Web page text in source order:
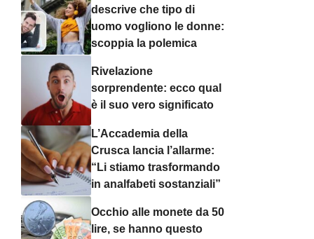
descrive che tipo di
uomo vogliono le donne:
scoppia la polemica
Rivelazione
sorprendente: ecco qual
è il suo vero significato
L’Accademia della
Crusca lancia l’allarme:
“Li stiamo trasformando
in analfabeti sostanziali”
Occhio alle monete da 50
lire, se hanno questo